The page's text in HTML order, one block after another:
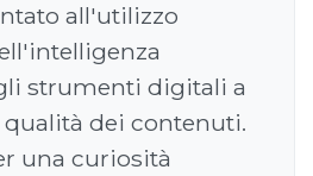
all'utilizzo
strumenti digitali a
dei contenuti.
una curiosità